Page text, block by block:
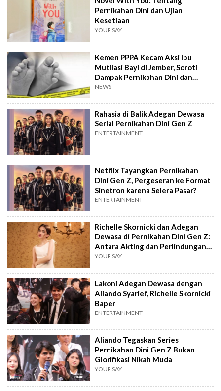
Pernikahan Dini dan Ujian
Kesetiaan
YOUR SAY
Kemen PPPA Kecam Aksi Ibu
Mutilasi Bayi di Jember, Soroti
Dampak Pernikahan Dini dan
Pengasuhan
NEWS
Rahasia di Balik Adegan Dewasa
Serial Pernikahan Dini Gen Z
ENTERTAINMENT
Netflix Tayangkan Pernikahan
Dini Gen Z, Pergeseran ke Format
Sinetron karena Selera Pasar?
ENTERTAINMENT
Richelle Skornicki dan Adegan
Dewasa di Pernikahan Dini Gen Z:
Antara Akting dan Perlindungan
Anak
YOUR SAY
Lakoni Adegan Dewasa dengan
Aliando Syarief, Richelle Skornicki
Baper
ENTERTAINMENT
Aliando Tegaskan Series
Pernikahan Dini Gen Z Bukan
Glorifikasi Nikah Muda
YOUR SAY